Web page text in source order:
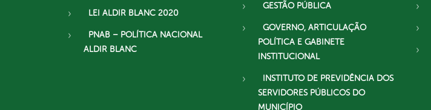
LEI ALDIR BLANC 2020
PNAB – POLÍTICA NACIONAL
ALDIR BLANC
GESTÃO PÚBLICA
GOVERNO, ARTICULAÇÃO
POLÍTICA E GABINETE
INSTITUCIONAL
INSTITUTO DE PREVIDÊNCIA DOS
SERVIDORES PÚBLICOS DO
MUNICÍPIO